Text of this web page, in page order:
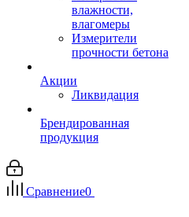
влажности,
влагомеры
Измерители
прочности бетона
Акции
Ликвидация
Брендированная
продукция
Сравнение0